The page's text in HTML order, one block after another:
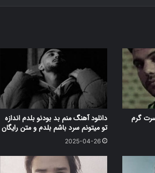
گرم
دانلود آهنگ منم بد بودنو بلدم اندازه
تو میتونم سرد باشم بلدم و متن رایگان
2025-04-26